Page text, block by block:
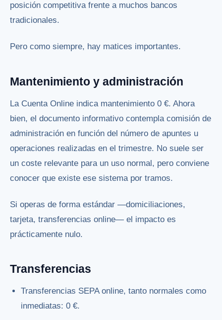
posición competitiva frente a muchos bancos
tradicionales.
Pero como siempre, hay matices importantes.
Mantenimiento y administración
La Cuenta Online indica mantenimiento 0 €. Ahora
bien, el documento informativo contempla comisión de
administración en función del número de apuntes u
operaciones realizadas en el trimestre. No suele ser
un coste relevante para un uso normal, pero conviene
conocer que existe ese sistema por tramos.
Si operas de forma estándar —domiciliaciones,
tarjeta, transferencias online— el impacto es
prácticamente nulo.
Transferencias
Transferencias SEPA online, tanto normales como
inmediatas: 0 €.